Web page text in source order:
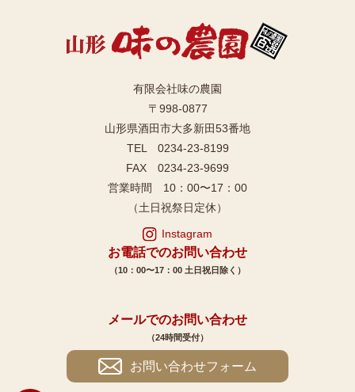
有限会社味の農園
〒998-0877
山形県酒田市大多新田53番地
TEL 0234-23-8199
FAX 0234-23-9699
営業時間 10：00〜17：00
（土日祝祭日定休）
Instagram
お電話でのお問い合わせ
（10：00〜17：00 土日祝日除く）
メールでのお問い合わせ
（24時間受付）
お問い合わせフォーム